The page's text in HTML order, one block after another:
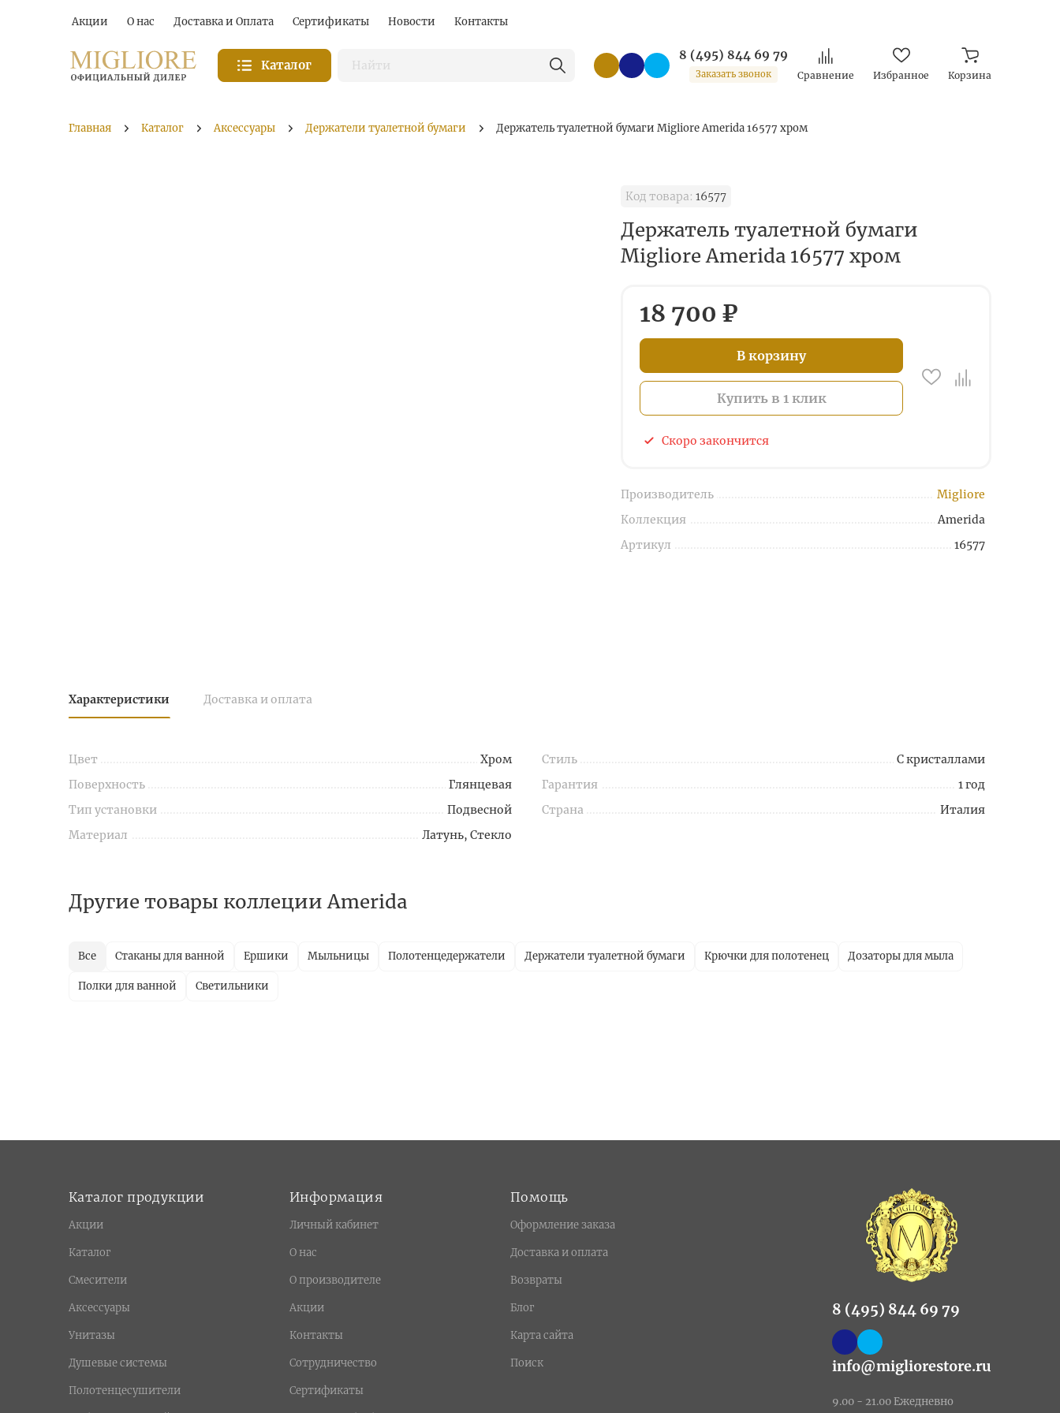
Акции О нас Доставка и Оплата Сертификаты Новости Контакты
Каталог
8 (495) 844 69 79
Заказать звонок Сравнение Избранное Корзина
Главная Каталог Аксессуары Держатели туалетной бумаги Держатель туалетной бумаги Migliore Amerida 16577 хром
Код товара: 16577
Держатель туалетной бумаги
Migliore Amerida 16577 хром
18 700 ₽
В корзину
Купить в 1 клик
Скоро закончится
Производитель
Migliore
Коллекция
Amerida
Артикул
16577
Характеристики Доставка и оплата
Цвет
Хром
Поверхность
Глянцевая
Тип установки
Подвесной
Материал
Латунь, Стекло
Стиль
С кристаллами
Гарантия
1 год
Страна
Италия
Другие товары коллеции Amerida
Все Стаканы для ванной Ершики Мыльницы Полотенцедержатели Держатели туалетной бумаги Крючки для полотенец Дозаторы для мыла
Полки для ванной Светильники
Каталог продукции
Акции
Каталог
Смесители
Аксессуары
Унитазы
Душевые системы
Полотенцесушители
Информация
Личный кабинет
О нас
О производителе
Акции
Контакты
Сотрудничество
Сертификаты
Помощь
Оформление заказа
Доставка и оплата
Возвраты
Блог
Карта сайта
Поиск
8 (495) 844 69 79
info@migliorestore.ru
9.00 - 21.00 Ежедневно